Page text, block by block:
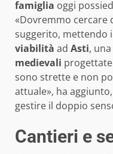
famiglia oggi
«Dovremmo cercare
suggerito, mettendo
viabilità ad Asti,
medievali
sono strette e non
attuale», ha
gestire il doppio
Cantieri e